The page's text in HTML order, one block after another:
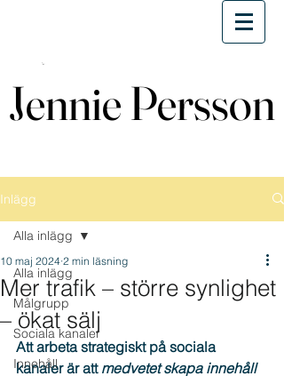
Jennie Persson
Jennie Persson
Inlägg
Alla inlägg
Målgrupp
Sociala kanaler
Innehåll
Alla inlägg
Mer trafik – större synlighet
– ökat sälj
10 maj 2024 2 min läsning
Att arbeta strategiskt på sociala
kanaler är att medvetet skapa innehåll